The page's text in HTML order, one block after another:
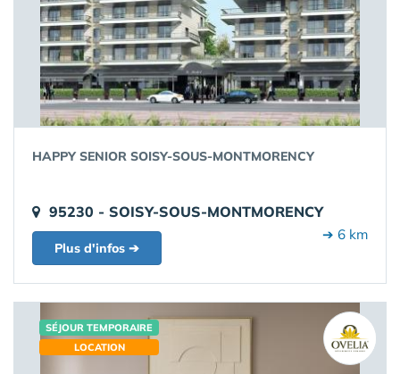
HAPPY SENIOR SOISY-SOUS-MONTMORENCY
95230 - SOISY-SOUS-MONTMORENCY
➔ 6 km
Plus d'infos ➔
SÉJOUR TEMPORAIRE
LOCATION